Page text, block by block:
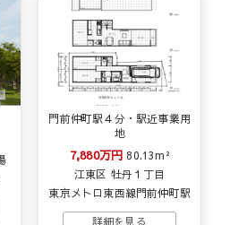
門前仲町駅４分・駅近事業用
地
7,880万円 80.13m²
江東区 牡丹１丁目
東京メトロ東西線門前仲町駅